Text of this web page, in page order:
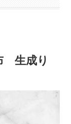
生成り